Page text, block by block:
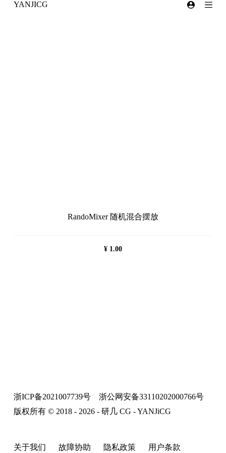
跳
YANJICG
RandoMixer 随机混合摆放
¥1.00
浙ICP备2021007739号
浙公网安备33110202000766号
版权所有 © 2018 - 2026 - 研几 CG - YANJiCG
关于我们 故障协助 隐私政策 用户条款